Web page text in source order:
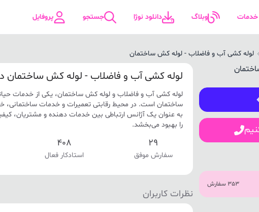
وبلاگ دانلود نوژا جستجو پروفایل
لوله کشی آب و فاضلاب - لوله کش ساختمان
ورود / ثبت نام
شماره همراه
ورود
353 سفارش
لوله کشی آب و فاضلاب - لوله کش ساختمان
لوله کشی آب و فاضلاب و لوله کش ساختمان، یکی از خدمات
ساختمان است. در محیط رقابتی تعمیرات و خدمات ساختمانی،
به عنوان یک آژانس ارتباطی بین خدمات دهنده و مشتریان،
را بهبود می‌بخشد.
29
سفارش موفق
408
استادکار فعال
نظرات کاربران